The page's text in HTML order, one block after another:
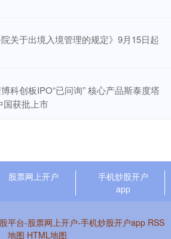
关于出境入境管理的规定》9月15日起
科创板IPO“已问询” 核心产品斯泰度塔
国获批上市
股票网上开户
手机炒股开户
app
平台-股票网上开户-手机炒股开户app RSS
地图 HTML地图